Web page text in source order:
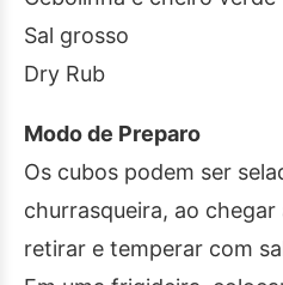
Sal grosso
Dry Rub
Modo de Preparo
Os cubos podem ser
churrasqueira, ao
retirar e temperar com